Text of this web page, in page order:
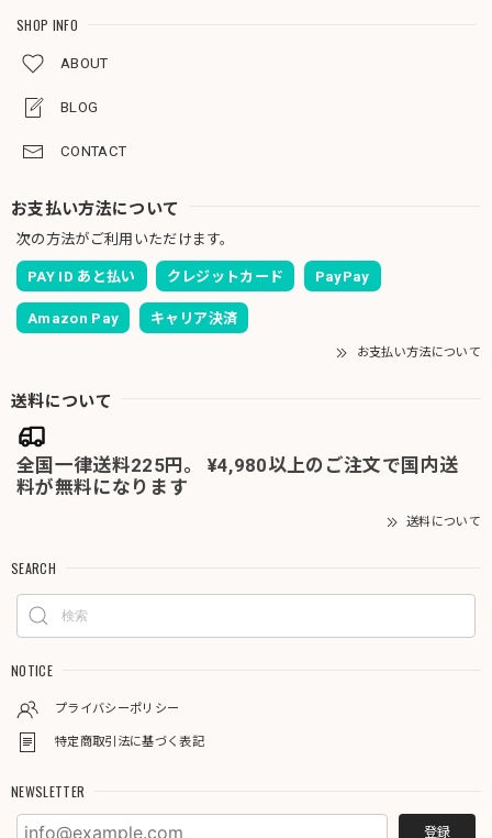
SHOP INFO
ABOUT
BLOG
CONTACT
お支払い方法について
次の方法がご利用いただけます。
PAY ID あと払い クレジットカード PayPay
Amazon Pay キャリア決済
お支払い方法について
送料について
全国一律送料225円。 ¥4,980以上のご注文で国内送
料が無料になります
送料について
SEARCH
NOTICE
プライバシーポリシー
特定商取引法に基づく表記
NEWSLETTER
登録